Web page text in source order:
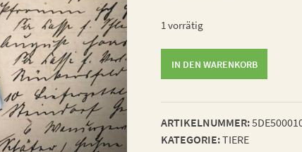
1 vorrätig
IN DEN WARENKORB
ARTIKELNUMMER:
KATEGORIE:TIERE